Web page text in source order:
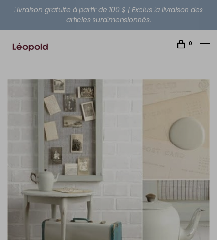
Livraison gratuite à partir de 100 $ | Exclus la livraison des
articles surdimensionnés.
0